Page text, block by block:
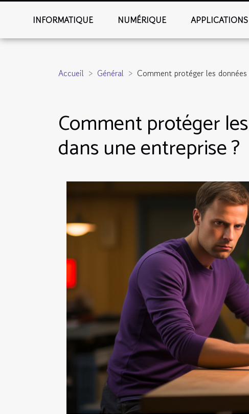
INFORMATIQUE NUMÉRIQUE APPLICATIONS
Accueil Général Comment protéger les
Comment protéger
dans une entreprise ?